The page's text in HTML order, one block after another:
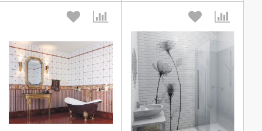
Выберите количество: Выберите количество: